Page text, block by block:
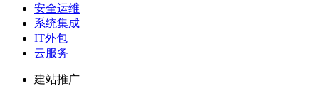
安全运维
系统集成
IT外包
云服务
建站推广